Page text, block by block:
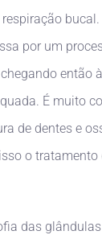
por um
então
É muito
de dentes e
o
das